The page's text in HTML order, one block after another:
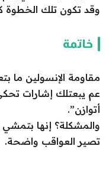
وقد تكون تلك الخطوة
خاتمة
مقاومة الإنسولين
عم يبعتلك إشارات
أتوازن”.
والمشكلة؟ إنها
تصير العواقب واضحة.